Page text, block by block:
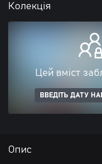
Колекція
Цей вміст
ВВЕДІТЬ ДАТУ
Опис